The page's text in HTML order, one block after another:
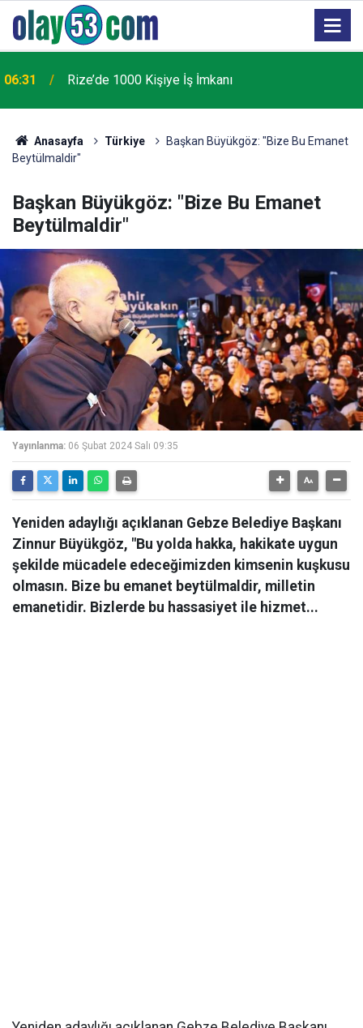
00:46 Rize Şehir Hastanesi’nin İsmi Belli Oldu
Anasayfa Türkiye
Başkan Büyükgöz: "Bize Bu Emanet
Beytülmaldir"
Başkan Büyükgöz: "Bize Bu Emanet
Beytülmaldir"
Yayınlanma: 06 Şubat 2024 Salı 09:35
Yeniden adaylığı açıklanan Gebze Belediye Başkanı
Zinnur Büyükgöz, "Bu yolda hakka, hakikate uygun
şekilde mücadele edeceğimizden kimsenin kuşkusu
olmasın. Bize bu emanet beytülmaldir, milletin
emanetidir. Bizlerde bu hassasiyet ile hizmet...